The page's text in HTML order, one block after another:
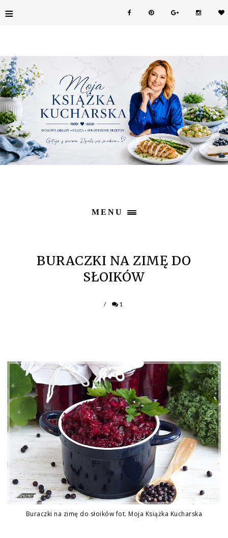
≡
MENU
BURACZKI NA ZIMĘ DO
SŁOIKÓW
/ 1
Buraczki na zimę do słoików fot. Moja Książka Kucharska